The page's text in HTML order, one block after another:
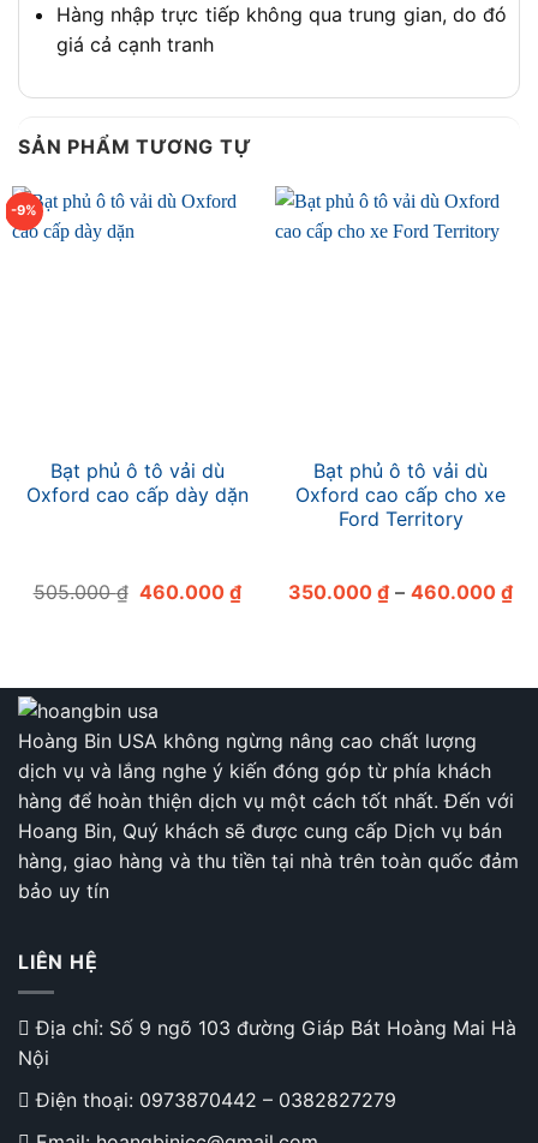
Hàng nhập trực tiếp không qua trung gian, do đó
giá cả cạnh tranh
SẢN PHẨM TƯƠNG TỰ
-9%
Bạt phủ ô tô vải dù
Oxford cao cấp dày dặn
505.000₫ Giá
460.000₫Giá
Bạt phủ ô tô vải dù
Oxford cao cấp cho xe
Ford Territory
350.000 ₫ – 460.000 ₫
Hoàng Bin USA không ngừng nâng cao chất lượng
dịch vụ và lắng nghe ý kiến đóng góp từ phía khách
hàng để hoàn thiện dịch vụ một cách tốt nhất. Đến với
Hoang Bin, Quý khách sẽ được cung cấp Dịch vụ bán
hàng, giao hàng và thu tiền tại nhà trên toàn quốc đảm
bảo uy tín
LIÊN HỆ
Địa chỉ: Số 9 ngõ 103 đường Giáp Bát Hoàng Mai Hà
Nội
Điện thoại: 0973870442 – 0382827279